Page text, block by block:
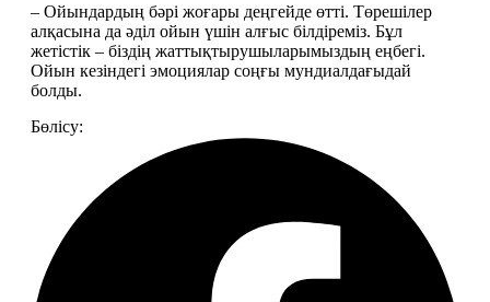
– Ойындардың бәрі жоғары деңгейде өтті. Төрешілер
алқасына да әділ ойын үшін алғыс білдіреміз. Бұл
жетістік – біздің жаттықтырушыларымыздың еңбегі.
Ойын кезіндегі эмоциялар соңғы мундиалдағыдай
болды.
Бөлісу: